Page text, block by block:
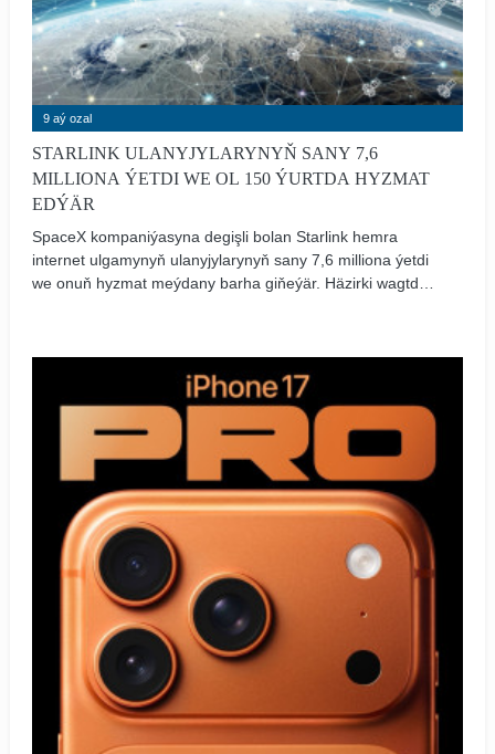
9 aý ozal
STARLINK ULANYJYLARYNYŇ SANY 7,6
MILLIONA ÝETDI WE OL 150 ÝURTDA HYZMAT
EDÝÄR
SpaceX kompaniýasyna degişli bolan Starlink hemra
internet ulgamynyň ulanyjylarynyň sany 7,6 milliona ýetdi
we onuň hyzmat meýdany barha giňeýär. Häzirki wagtda